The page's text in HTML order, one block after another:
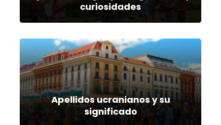
curiosidades
Apellidos ucranianos y su
significado